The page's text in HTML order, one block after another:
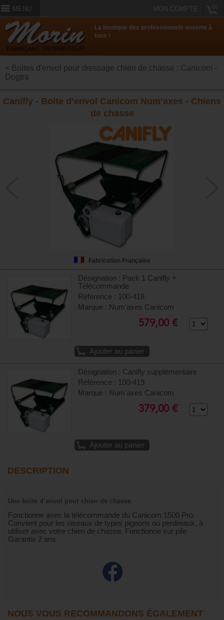
MENU MON COMPTE
La boutique des professionnels ouverte à
tous !
< Boites d'envol pour dressage chien de chasse : Canicom -
Dogtra
Canifly - Boite d’envol Canicom Num’axes - Chiens
de chasse
Fabrication Française
Désignation : Pack 1 Canifly +
Télécommande
Référence : 100-418
Marque : Num'axes Canicom
579,00 €
Ajouter au panier
Désignation : Canifly supplémentaire
Référence : 100-419
Marque : Num'axes Canicom
379,00 €
Ajouter au panier
DESCRIPTION
Une boite d’envol pour chien de chasse
Fonctionne avec la télécommande du Canicom 1500 Pro.
Convient pour les oiseaux de types pigeons ou perdreaux, à
utiliser avec votre chien de chasse. Fonctionne sur pile
Garantie 2 ans
NOUS VOUS RECOMMANDONS ÉGALEMENT